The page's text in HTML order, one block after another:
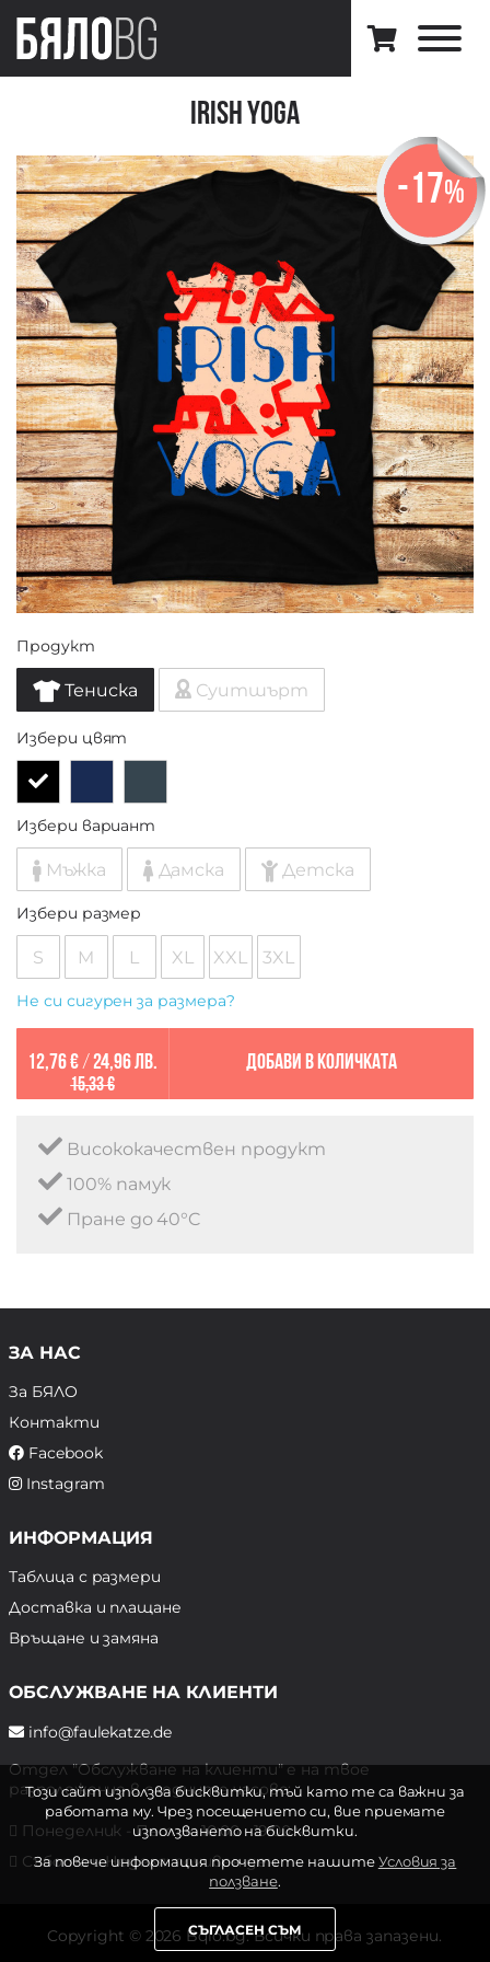
Irish Yoga
-17%
Продукт
Тениска Суитшърт
Избери цвят
Избери вариант
Мъжка Дамска Детска
Избери размер
S M L XL XXL 3XL
Не си сигурен за размера?
12,76 €/ 24,96 лв.
15,33 €
Добави в количката
Висококачествен продукт
100% памук
Пране до 40°C
ЗА НАС
За БЯЛО
Контакти
Facebook
Instagram
ИНФОРМАЦИЯ
Таблица с размери
Доставка и плащане
Връщане и замяна
ОБСЛУЖВАНЕ НА КЛИЕНТИ
info@faulekatze.de
Отдел "Обслужване на клиенти" е на твое
разположение в следните часове:
Понеделник - Петък: 10:00 - 19:00 ч.
Събота и Неделя: почивен ден
Copyright © 2026 Bqlo.bg. Всички права запазени.
Този сайт използва бисквитки, тъй като те са важни за
работата му. Чрез посещението си, вие приемате
използването на бисквитки.
За повече информация прочетете нашитеУсловия за
ползване.
СЪГЛАСЕН СЪМ